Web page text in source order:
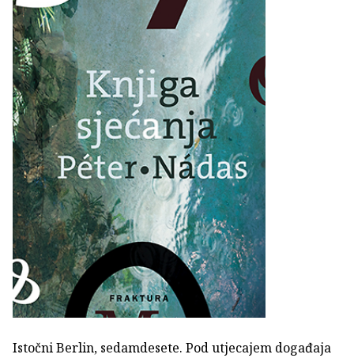
Istočni Berlin, sedamdesete. Pod utjecajem događaja